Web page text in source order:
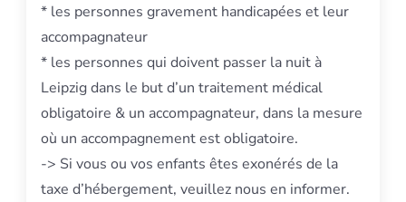
* les personnes gravement handicapées et leur
accompagnateur
* les personnes qui doivent passer la nuit à
Leipzig dans le but d’un traitement médical
obligatoire & un accompagnateur, dans la mesure
où un accompagnement est obligatoire.
-> Si vous ou vos enfants êtes exonérés de la
taxe d’hébergement, veuillez nous en informer.